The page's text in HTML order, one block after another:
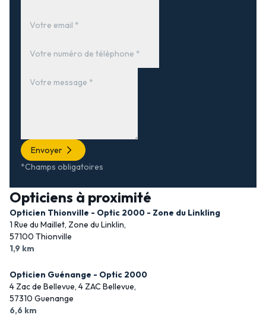
Envoyer
*Champs obligatoires
Opticiens à proximité
Opticien Thionville - Optic 2000 - Zone du Linkling
1 Rue du Maillet, Zone du Linklin,
57100 Thionville
1,9 km
Opticien Guénange - Optic 2000
4 Zac de Bellevue, 4 ZAC Bellevue,
57310 Guenange
6,6 km